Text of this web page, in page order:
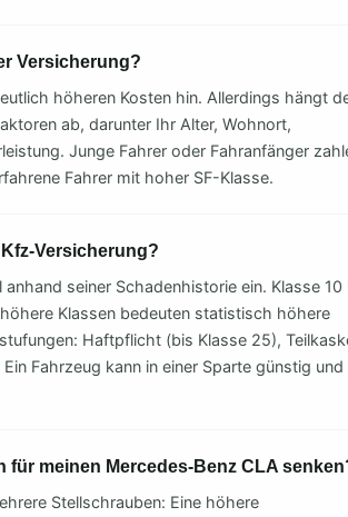
Versicherung?
höheren Kosten hin. Allerdings hängt
ab, darunter Ihr Alter, Wohnort,
Junge Fahrer oder Fahranfänger
Fahrer mit hoher SF-Klasse.
Versicherung?
seiner Schadenhistorie ein. Klasse 10
Klassen bedeuten statistisch höhere
Haftpflicht (bis Klasse 25),
Fahrzeug kann in einer Sparte günstig und
meinen Mercedes-Benz CLA
Stellschrauben: Eine höhere